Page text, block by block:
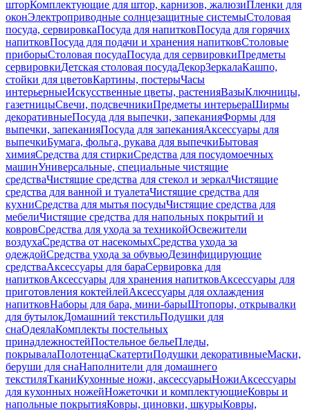
шторКомплектующие для штор, карнизов, жалюзиПленки для
оконЭлектроприводные солнцезащитные системыСтоловая
посуда, сервировкаПосуда для напитковПосуда для горячих
напитковПосуда для подачи и хранения напитковСтоловые
приборыСтоловая посудаПосуда для сервировкиПредметы
сервировкиДетская столовая посудаДекорЗеркалаКашпо,
стойки для цветовКартины, постерыЧасы
интерьерныеИскусственные цветы, растенияВазыКлючницы,
газетницыСвечи, подсвечникиПредметы интерьераШирмы
декоративныеПосуда для выпечки, запеканияФормы для
выпечки, запеканияПосуда для запеканияАксессуары для
выпечкиБумага, фольга, рукава для выпечкиБытовая
химияСредства для стиркиСредства для посудомоечных
машинУниверсальные, специальные чистящие
средстваЧистящие средства для стекол и зеркалЧистящие
средства для ванной и туалетаЧистящие средства для
кухниСредства для мытья посудыЧистящие средства для
мебелиЧистящие средства для напольных покрытий и
ковровСредства для ухода за техникойОсвежители
воздухаСредства от насекомыхСредства ухода за
одеждойСредства ухода за обувьюДезинфицирующие
средстваАксессуары для бараСервировка для
напитковАксессуары для хранения напитковАксессуары для
приготовления коктейлейАксессуары для охлаждения
напитковНаборы для бара, мини-барыШтопоры, открывалки
для бутылокДомашний текстильПодушки для
снаОдеялаКомплекты постельных
принадлежностейПостельное бельеПледы,
покрывалаПолотенцаСкатертиПодушки декоративныеМаски,
беруши для снаНаполнители для домашнего
текстиляТканиКухонные ножи, аксессуарыНожиАксессуары
для кухонных ножейНожеточки и комплектующиеКовры и
напольные покрытияКовры, циновки, шкурыКовры,